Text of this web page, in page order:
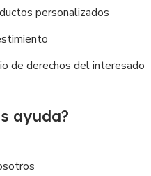
personalizados
de derechos del interesado
ayuda?